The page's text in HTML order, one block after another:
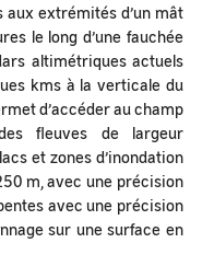
extrémités d’un mât
le long d’une fauchée
altimétriques actuels
kms à la verticale du
d’accéder au champ
fleuves de largeur
et zones d’inondation
m, avec une précision
avec une précision
sur une surface en